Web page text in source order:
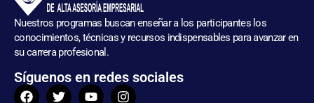
Nuestros programas buscan enseñar a los participantes los
conocimientos, técnicas y recursos indispensables para avanzar en
su carrera profesional.
Síguenos en redes sociales